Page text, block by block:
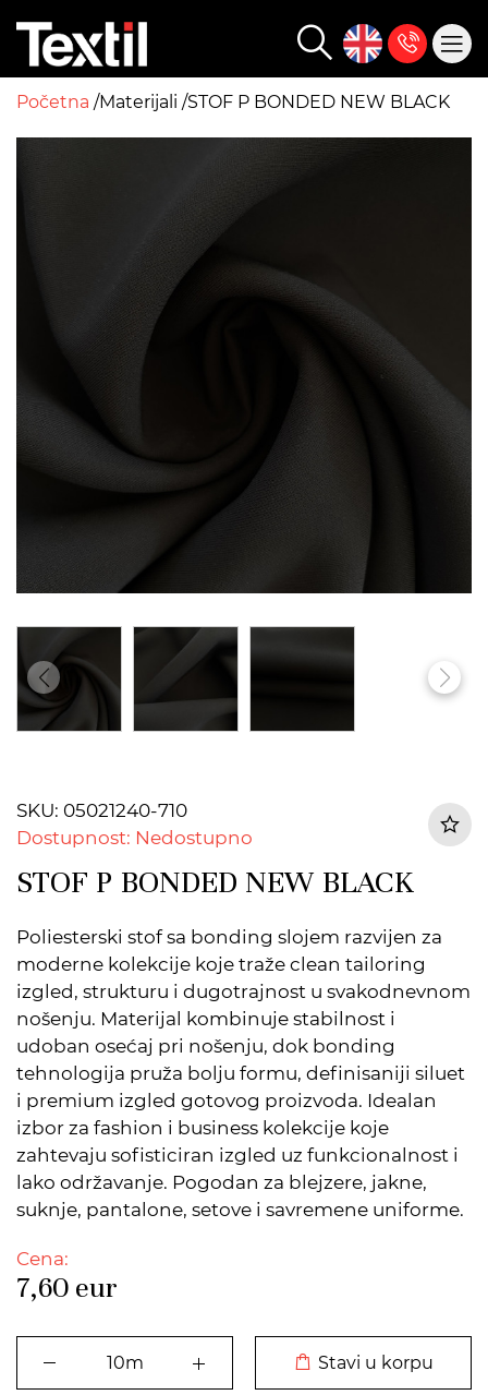
Početna Materijali STOF P BONDED NEW BLACK
SKU: 05021240-710
Dostupnost: Nedostupno
STOF P BONDED NEW BLACK
Poliesterski stof sa bonding slojem razvijen za
moderne kolekcije koje traže clean tailoring
izgled, strukturu i dugotrajnost u svakodnevnom
nošenju. Materijal kombinuje stabilnost i
udoban osećaj pri nošenju, dok bonding
tehnologija pruža bolju formu, definisaniji siluet
i premium izgled gotovog proizvoda. Idealan
izbor za fashion i business kolekcije koje
zahtevaju sofisticiran izgled uz funkcionalnost i
lako održavanje. Pogodan za blejzere, jakne,
suknje, pantalone, setove i savremene uniforme.
Cena:
7,60 eur
Stavi u korpu